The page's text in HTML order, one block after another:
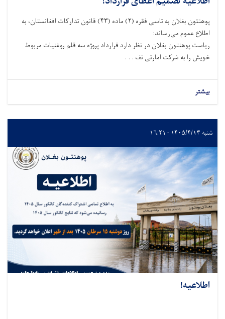
پوهنتون بغلان به تاسی فقره (۲) ماده (۴۳) قانون تدارکات افغانستان، به
اطلاع عموم می‌رساند:
ریاست پوهنتون بغلان در نظر دارد قرارداد پروژه سه قلم روغنیات مربوط
خویش را به شرکت امارتی نف . . .
بیشتر
شنبه ۱۴۰۵/۴/۱۳ - ۱۶:۲۱
اطلاعیه!